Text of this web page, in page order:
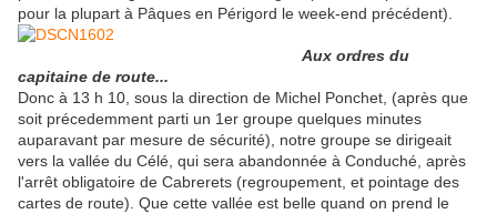
pour la plupart à Pâques en Périgord le week-end précédent).
Aux ordres du
capitaine de route...
Donc à 13 h 10, sous la direction de Michel Ponchet, (après que
soit précedemment parti un 1er groupe quelques minutes
auparavant par mesure de sécurité), notre groupe se dirigeait
vers la vallée du Célé, qui sera abandonnée à Conduché, après
l'arrêt obligatoire de Cabrerets (regroupement, et pointage des
cartes de route). Que cette vallée est belle quand on prend le